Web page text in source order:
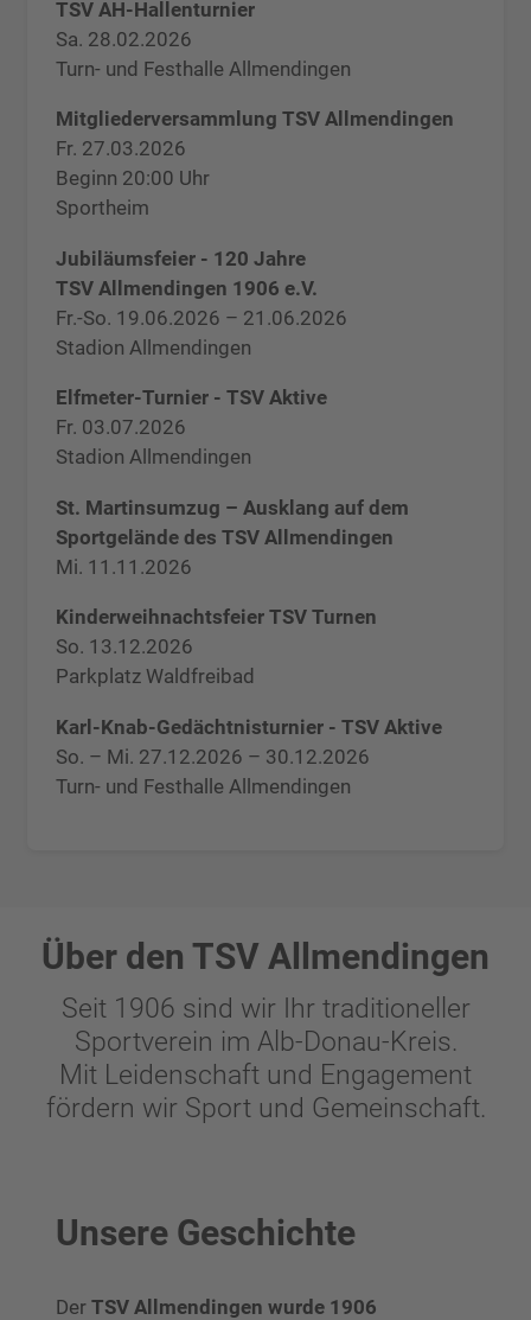
TSV AH-Hallenturnier
Sa. 28.02.2026
Turn- und Festhalle Allmendingen
Mitgliederversammlung TSV Allmendingen
Fr. 27.03.2026
Beginn 20:00 Uhr
Sportheim
Jubiläumsfeier - 120 Jahre
TSV Allmendingen 1906 e.V.
Fr.-So. 19.06.2026 – 21.06.2026
Stadion Allmendingen
Elfmeter-Turnier - TSV Aktive
Fr. 03.07.2026
Stadion Allmendingen
St. Martinsumzug – Ausklang auf dem
Sportgelände des TSV Allmendingen
Mi. 11.11.2026
Kinderweihnachtsfeier TSV Turnen
So. 13.12.2026
Parkplatz Waldfreibad
Karl-Knab-Gedächtnisturnier - TSV Aktive
So. – Mi. 27.12.2026 – 30.12.2026
Turn- und Festhalle Allmendingen
Über den TSV Allmendingen
Seit 1906 sind wir Ihr traditioneller
Sportverein im Alb-Donau-Kreis.
Mit Leidenschaft und Engagement
fördern wir Sport und Gemeinschaft.
Unsere Geschichte
Der TSV Allmendingen wurde 1906